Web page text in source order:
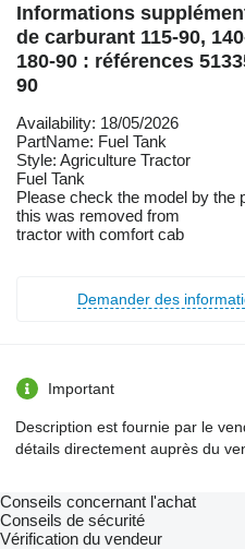
Informations
de carburant 115-90,
180-90 : références
90
Availability: 18/05/2026
PartName: Fuel Tank
Style: Agriculture Tractor
Fuel Tank
Please check the model by the
this was removed from
tractor with comfort cab
Demander des
Important
Description est fournie par le
détails directement auprès du
Conseils concernant l'achat
Conseils de sécurité
Vérification du vendeur